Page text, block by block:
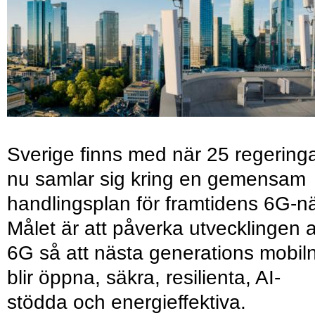
Sverige finns med när 25
nu samlar sig kring en gemensam
handlingsplan för framtidens 6G-
Målet är att påverka utvecklingen
6G så att nästa generations
blir öppna, säkra, resilienta, AI-
stödda och energieffektiva.